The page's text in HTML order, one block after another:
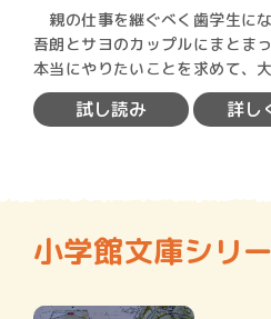
親の仕事を継ぐべく歯学生に
吾朗とサヨのカップルにまとま
本当にやりたいことを求めて、
きた。そ…
試し読み 詳し
小学館文庫シリ